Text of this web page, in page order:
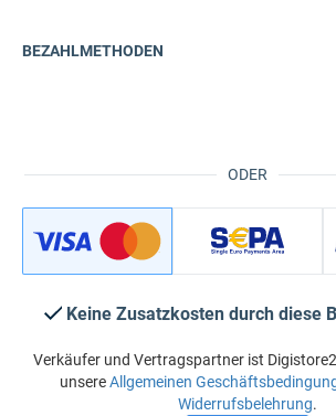
ODER
BEZAHLMETHODEN
Keine Zusatzkosten durch diese
Verkäufer und Vertragspartner ist
unsereAllgemeinen
Widerrufsbelehrung.